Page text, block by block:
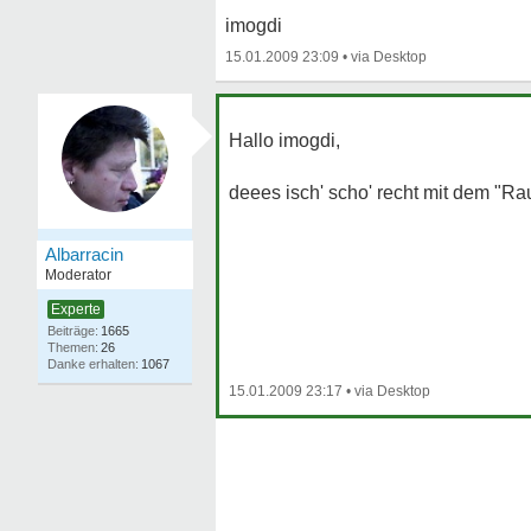
imogdi
15.01.2009 23:09 •
Albarracin
Moderator
Experte
1665
26
1067
Hallo imogdi,
deees isch' scho' recht mit dem
15.01.2009 23:17 •